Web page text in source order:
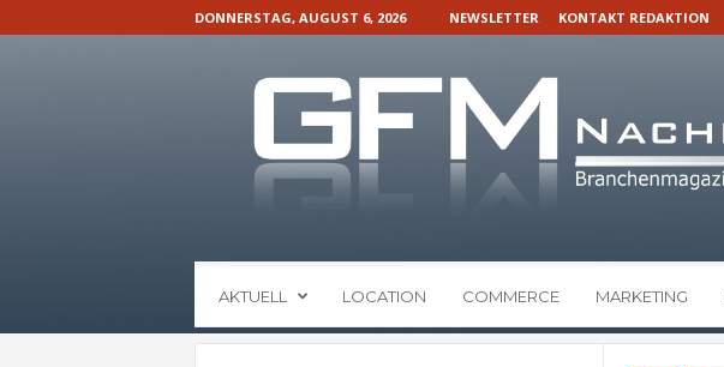
DONNERSTAG, AUGUST 6, 2026 NEWSLETTER KONTAKT REDAKTION
M
N
AKTUELL LOCATION COMMERCE MARKETING